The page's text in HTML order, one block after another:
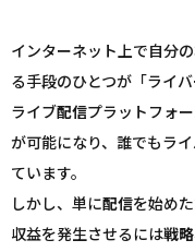
インターネット上で自分
る手段のひとつが「ライ
ライブ配信プラットフォ
が可能になり、誰でもラ
ています。
しかし、単に配信を始め
収益を発生させるには戦略